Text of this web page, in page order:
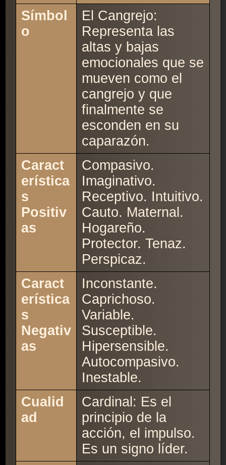
Símbol
o
El Cangrejo:
Representa las
altas y bajas
emocionales que se
mueven como el
cangrejo y que
finalmente se
esconden en su
caparazón.
Caract
erística
s
Positiv
as
Compasivo.
Imaginativo.
Receptivo. Intuitivo.
Cauto. Maternal.
Hogareño.
Protector. Tenaz.
Perspicaz.
Caract
erística
s
Negativ
as
Inconstante.
Caprichoso.
Variable.
Susceptible.
Hipersensible.
Autocompasivo.
Inestable.
Cualid
ad
Cardinal: Es el
principio de la
acción, el impulso.
Es un signo líder.